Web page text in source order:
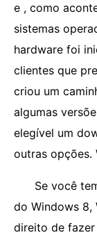
e , como
sistemas
hardware foi
clientes que
criou um
algumas
elegível um
outras opções.
Se você
do Windows 8,
direito de